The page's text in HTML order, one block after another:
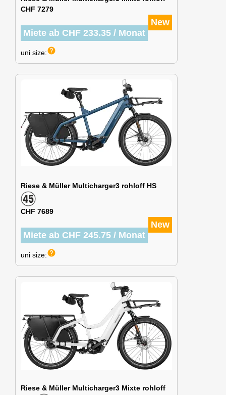
CHF 7279
New
Miete ab CHF 233.35 / Monat
uni size:help
Riese & Müller Multicharger3 rohloff HS
CHF 7689
New
Miete ab CHF 245.75 / Monat
uni size:help
Riese & Müller Multicharger3 Mixte rohloff